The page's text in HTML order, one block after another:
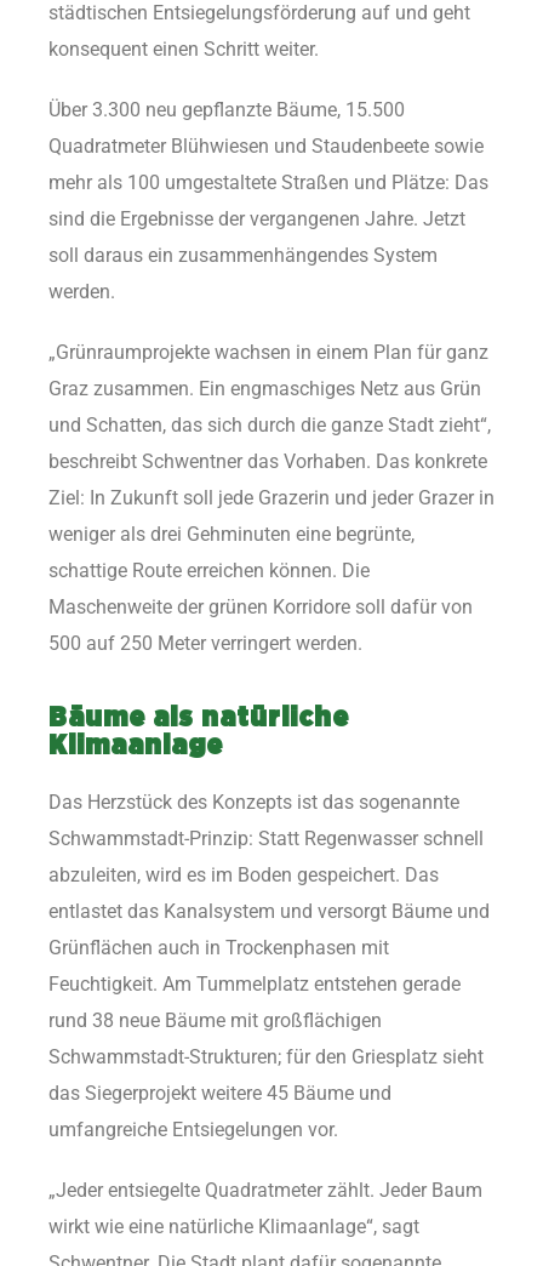
städtischen Entsiegelungsförderung auf und geht
konsequent einen Schritt weiter.
Über 3.300 neu gepflanzte Bäume, 15.500
Quadratmeter Blühwiesen und Staudenbeete sowie
mehr als 100 umgestaltete Straßen und Plätze: Das
sind die Ergebnisse der vergangenen Jahre. Jetzt
soll daraus ein zusammenhängendes System
werden.
„Grünraumprojekte wachsen in einem Plan für ganz
Graz zusammen. Ein engmaschiges Netz aus Grün
und Schatten, das sich durch die ganze Stadt zieht“,
beschreibt Schwentner das Vorhaben. Das konkrete
Ziel: In Zukunft soll jede Grazerin und jeder Grazer in
weniger als drei Gehminuten eine begrünte,
schattige Route erreichen können. Die
Maschenweite der grünen Korridore soll dafür von
500 auf 250 Meter verringert werden.
Bäume als natürliche
Klimaanlage
Das Herzstück des Konzepts ist das sogenannte
Schwammstadt-Prinzip: Statt Regenwasser schnell
abzuleiten, wird es im Boden gespeichert. Das
entlastet das Kanalsystem und versorgt Bäume und
Grünflächen auch in Trockenphasen mit
Feuchtigkeit. Am Tummelplatz entstehen gerade
rund 38 neue Bäume mit großflächigen
Schwammstadt-Strukturen; für den Griesplatz sieht
das Siegerprojekt weitere 45 Bäume und
umfangreiche Entsiegelungen vor.
„Jeder entsiegelte Quadratmeter zählt. Jeder Baum
wirkt wie eine natürliche Klimaanlage“, sagt